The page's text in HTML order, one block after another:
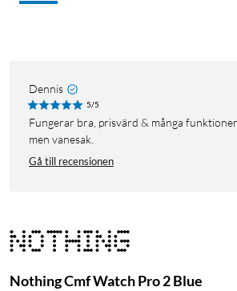
Dennis
5/5
Fungerar bra, prisvärd & många funktioner. Lite stor storlek
men vanesak.
Gå till recensionen
Nothing Cmf Watch Pro 2 Blue